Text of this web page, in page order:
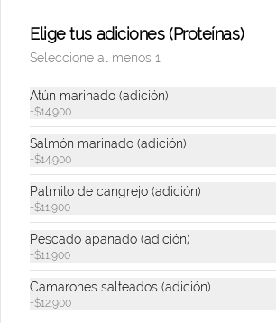
300 ml.
Soda Hatsu
Bebida gasificada
rosas de 300 Ml.
Elige tus adiciones (Proteínas)
Seleccione al menos 1
Atún marinado (adición)
+$14.900
Salmón marinado (adición)
+$14.900
Palmito de cangrejo (adición)
+$11.900
Pescado apanado (adición)
+$11.900
Camarones salteados (adición)
+$12.900